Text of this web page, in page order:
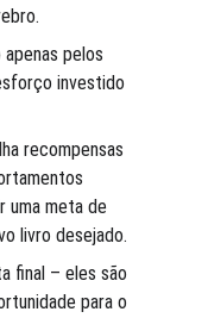
pelos
investido
recompensas
uma meta de
livro desejado.
final – eles são
para o